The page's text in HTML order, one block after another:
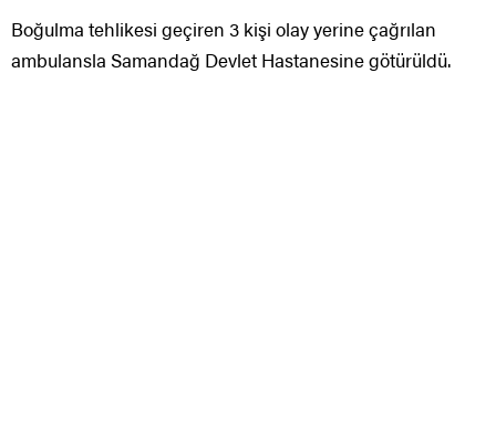
Boğulma tehlikesi geçiren 3 kişi olay yerine çağrılan
ambulansla Samandağ Devlet Hastanesine götürüldü.